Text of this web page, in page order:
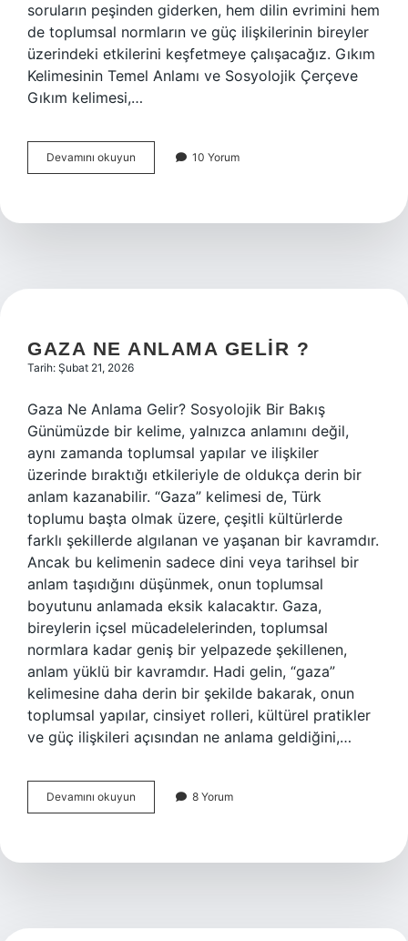
soruların peşinden giderken, hem dilin evrimini hem
de toplumsal normların ve güç ilişkilerinin bireyler
üzerindeki etkilerini keşfetmeye çalışacağız. Gıkım
Kelimesinin Temel Anlamı ve Sosyolojik Çerçeve
Gıkım kelimesi,…
Devamını okuyun
ne
10 Yorum
GAZA NE ANLAMA GELIR ?
Tarih: Şubat 21, 2026
Gaza Ne Anlama Gelir? Sosyolojik Bir Bakış
Günümüzde bir kelime, yalnızca anlamını değil,
aynı zamanda toplumsal yapılar ve ilişkiler
üzerinde bıraktığı etkileriyle de oldukça derin bir
anlam kazanabilir. “Gaza” kelimesi de, Türk
toplumu başta olmak üzere, çeşitli kültürlerde
farklı şekillerde algılanan ve yaşanan bir kavramdır.
Ancak bu kelimenin sadece dini veya tarihsel bir
anlam taşıdığını düşünmek, onun toplumsal
boyutunu anlamada eksik kalacaktır. Gaza,
bireylerin içsel mücadelelerinden, toplumsal
normlara kadar geniş bir yelpazede şekillenen,
anlam yüklü bir kavramdır. Hadi gelin, “gaza”
kelimesine daha derin bir şekilde bakarak, onun
toplumsal yapılar, cinsiyet rolleri, kültürel pratikler
ve güç ilişkileri açısından ne anlama geldiğini,…
Devamını okuyun
ne
?
8 Yorum